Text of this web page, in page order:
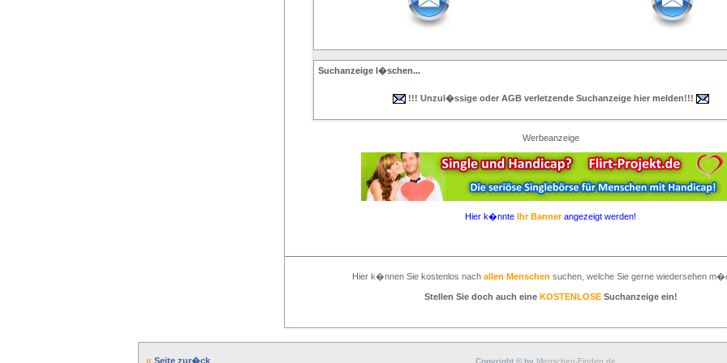
Suchanzeige l�schen...
!!! Unzul�ssige oder AGB verletzende Suchanzeige hier melden!!!
Werbeanzeige
Hier k�nnte Ihr Bannerangezeigt werden!
Hier k�nnen Sie kostenlos nach allen Menschen suchen, welche Sie gerne wiedersehen
Stellen Sie doch auch eine KOSTENLOSE Suchanzeige ein!
Seite zur�ck Copyright © by Menschen-Finden.de